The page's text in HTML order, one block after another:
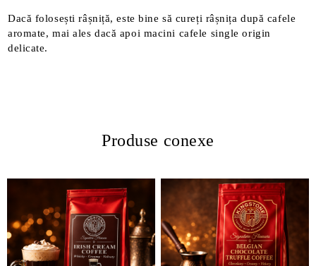
Dacă folosești râșniță, este bine să cureți râșnița după cafele
aromate, mai ales dacă apoi macini cafele single origin
delicate.
Produse conexe